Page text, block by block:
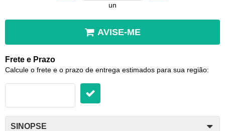
un
AVISE-ME
Frete e Prazo
Calcule o frete e o prazo de entrega estimados para sua região:
SINOPSE